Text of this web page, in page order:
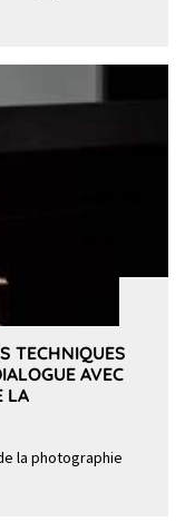
TECHNIQUES
AVEC
LA
la photographie